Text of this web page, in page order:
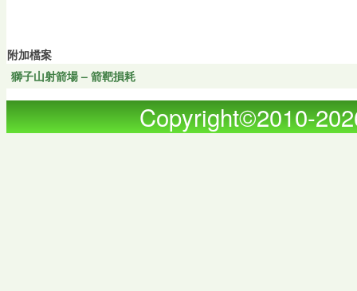
附加檔案
獅子山射箭場 – 箭靶損耗
Copyright©2010-